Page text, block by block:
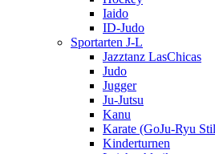
Iaido
ID-Judo
Sportarten J-L
Jazztanz LasChicas
Judo
Jugger
Ju-Jutsu
Kanu
Karate (GoJu-Ryu
Kinderturnen